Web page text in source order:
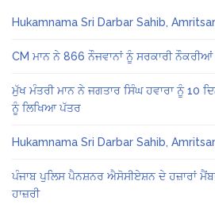
Hukamnama Sri Darbar Sahib,
CM ਮਾਨ ਨੇ 866 ਨੌਜਵਾਨਾਂ ਨੂੰ ਸਰਕਾਰੀ
ਮੁੱਖ ਮੰਤਰੀ ਮਾਨ ਨੇ ਜਗਤਾਰ ਸਿੰਘ ਹਵਾਰਾ ਨੂੰ 10
ਨੂੰ ਲਿਖਿਆ ਪੱਤਰ
Hukamnama Sri Darbar Sahib,
ਪੰਜਾਬ ਪੁਲਿਸ ਪੈਨਸ਼ਨਰ ਐਸੋਸੀਏਸ਼ਨ ਦੇ ਹਜ਼ਾਰਾਂ
ਹਾਜ਼ਰੀ